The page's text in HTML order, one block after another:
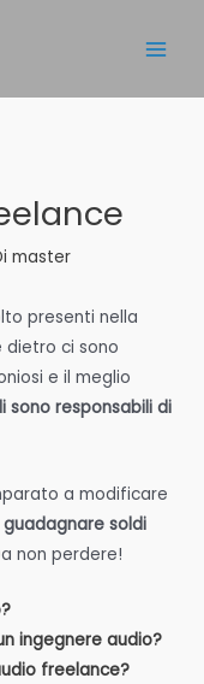
master
presenti nella
dietro ci sono
e il meglio
sono responsabili di
a modificare
soldi
non perdere!
ingegnere audio?
freelance?